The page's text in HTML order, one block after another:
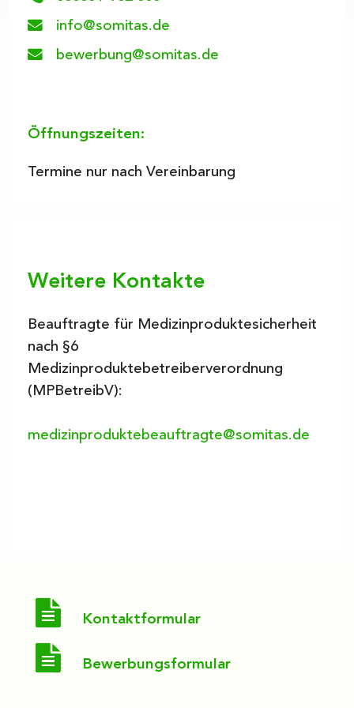
info@somitas.de
bewerbung@somitas.de
Öffnungszeiten:
Termine nur nach Vereinbarung
Weitere Kontakte
Beauftragte für Medizinproduktesicherheit
nach §6
Medizinproduktebetreiberverordnung
(MPBetreibV):
medizinproduktebeauftragte@somitas.de
Kontaktformular
Bewerbungsformular